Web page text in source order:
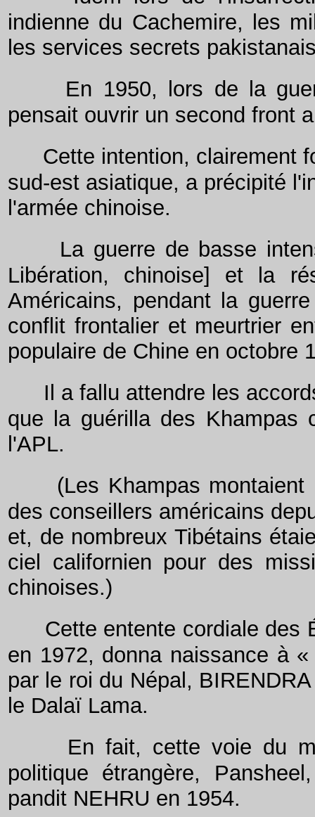
indienne du Cachemire, les
les services secrets
En 1950, lors de la
pensait ouvrir un second front
Cette intention, clairement
sud-est asiatique, a précipité
l'armée chinoise.
La guerre de basse
Libération, chinoise] et la
Américains, pendant la
conflit frontalier et meurtrier
populaire de Chine en octobre
Il a fallu attendre les
que la guérilla des
l'APL.
(Les Khampas
des conseillers américains
et, de nombreux Tibétains
ciel californien pour des
chinoises.)
Cette entente cordiale des
en 1972, donna naissance à
par le roi du Népal,
le Dalaï Lama.
En fait, cette voie du
politique étrangère,
pandit NEHRU en 1954.